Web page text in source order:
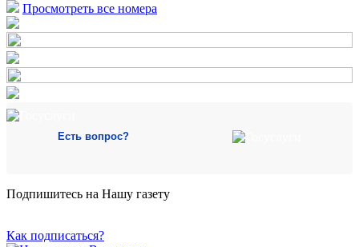
Просмотреть все номера
Есть вопрос?
Подпишитесь на Нашу газету
Как подписаться?